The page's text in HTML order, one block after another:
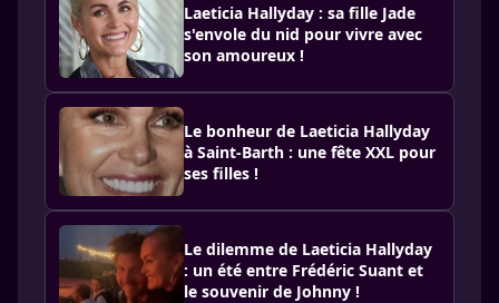
Laeticia Hallyday : sa fille Jade
s'envole du nid pour vivre avec
son amoureux !
Le bonheur de Laeticia Hallyday
à Saint-Barth : une fête XXL pour
ses filles !
Le dilemme de Laeticia Hallyday
: un été entre Frédéric Suant et
le souvenir de Johnny !